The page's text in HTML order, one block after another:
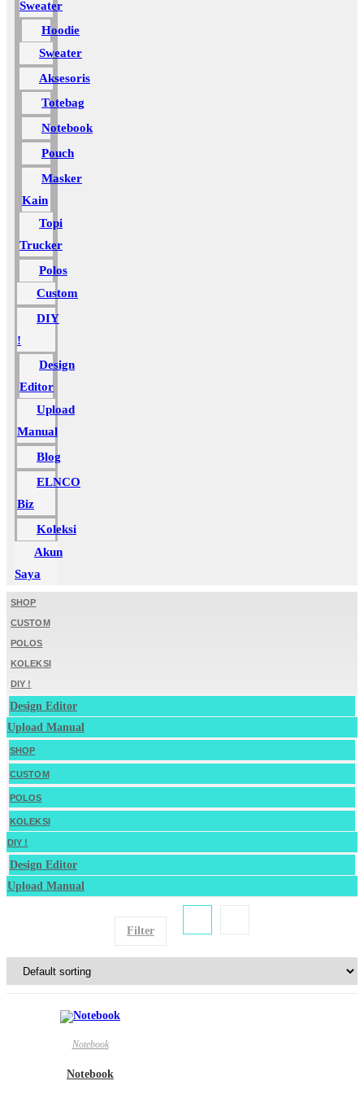
Sweater
Hoodie
Sweater
Aksesoris
Totebag
Notebook
Pouch
Masker
Kain
Topi
Trucker
Polos
Custom
DIY
!
Design
Editor
Upload
Manual
Blog
ELNCO
Biz
Koleksi
Akun
Saya
SHOP
CUSTOM
POLOS
KOLEKSI
DIY !
Design Editor
Upload Manual
SHOP
CUSTOM
POLOS
KOLEKSI
DIY !
Design Editor
Upload Manual
Filter
Notebook
Notebook